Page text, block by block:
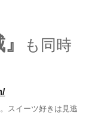
も 同時
スイーツ好きは見逃